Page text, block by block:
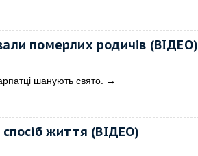
померлих родичів (ВІДЕО)
шанують свято. →
спосіб життя (ВІДЕО)